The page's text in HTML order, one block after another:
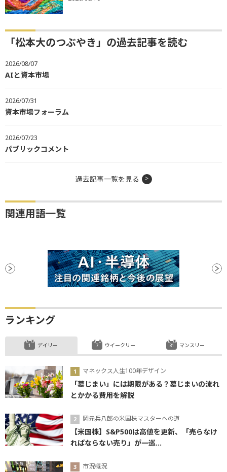
「松本大のつぶやき」の過去記事を読む
2026/08/07
AIと資本市場
2026/07/31
資本市場フォーラム
2026/07/23
パブリックコメント
過去記事一覧を見る
関連用語一覧
ランキング
デイリー
マネックス人生100年デザイン
「墓じまい」には期限がある？墓じまいの流れ
とかかる費用を解説
岡元兵八郎の米国株マスターへの道
【米国株】S&P500は高値を更新、「売らなけ
ればならない売り」が一巡...
市況概況
ウイークリー マンスリー